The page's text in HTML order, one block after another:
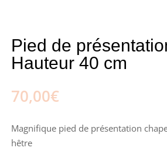
Pied de
Hauteur 40 cm
70,00€
Magnifique pied de présentation
hêtre